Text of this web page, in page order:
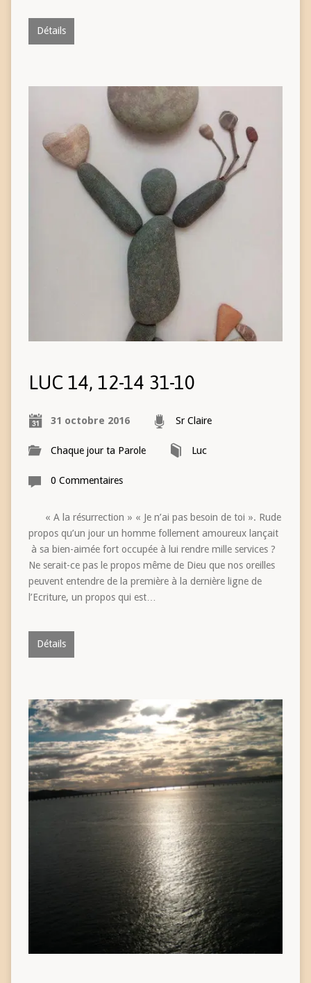
Détails
LUC 14, 12-14 31-10
31 octobre 2016 Sr Claire
Chaque jour ta Parole Luc
0 Commentaires
« A la résurrection » « Je n’ai pas besoin de toi ». Rude
propos qu’un jour un homme follement amoureux lançait
à sa bien-aimée fort occupée à lui rendre mille services ?
Ne serait-ce pas le propos même de Dieu que nos oreilles
peuvent entendre de la première à la dernière ligne de
l’Ecriture, un propos qui est…
Détails